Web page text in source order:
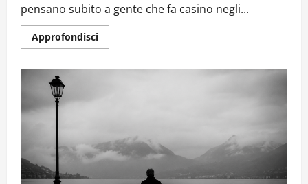
pensano subito a gente che fa casino negli...
Approfondisci